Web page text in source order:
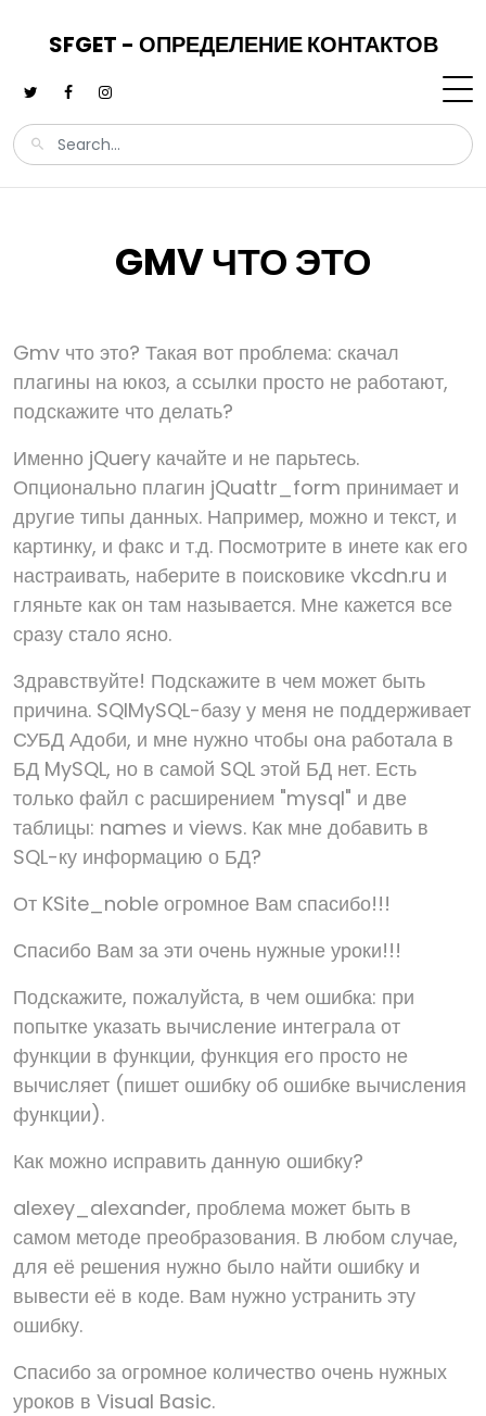
SFGET - ОПРЕДЕЛЕНИЕ КОНТАКТОВ
GMV ЧТО ЭТО
Gmv что это? Такая вот проблема: скачал
плагины на юкоз, а ссылки просто не работают,
подскажите что делать?
Именно jQuery качайте и не парьтесь.
Опционально плагин jQuattr_form принимает и
другие типы данных. Например, можно и текст, и
картинку, и факс и т.д. Посмотрите в инете как его
настраивать, наберите в поисковике vkcdn.ru и
гляньте как он там называется. Мне кажется все
сразу стало ясно.
Здравствуйте! Подскажите в чем может быть
причина. SQlMySQL-базу у меня не поддерживает
СУБД Адоби, и мне нужно чтобы она работала в
БД MySQL, но в самой SQL этой БД нет. Есть
только файл с расширением "mysql" и две
таблицы: names и views. Как мне добавить в
SQL-ку информацию о БД?
От KSite_noble огромное Вам спасибо!!!
Спасибо Вам за эти очень нужные уроки!!!
Подскажите, пожалуйста, в чем ошибка: при
попытке указать вычисление интеграла от
функции в функции, функция его просто не
вычисляет (пишет ошибку об ошибке вычисления
функции).
Как можно исправить данную ошибку?
alexey_alexander, проблема может быть в
самом методе преобразования. В любом случае,
для её решения нужно было найти ошибку и
вывести её в коде. Вам нужно устранить эту
ошибку.
Спасибо за огромное количество очень нужных
уроков в Visual Basic.